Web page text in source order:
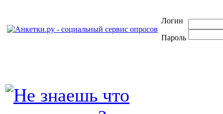
Логин
Пароль